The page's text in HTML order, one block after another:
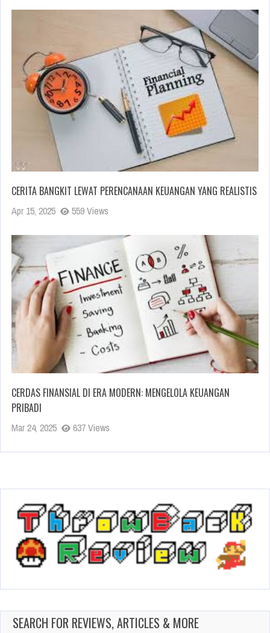
CERITA BANGKIT LEWAT PERENCANAAN KEUANGAN YANG REALISTIS
Apr 15, 2025 559 Views
CERDAS FINANSIAL DI ERA MODERN: MENGELOLA KEUANGAN
PRIBADI
Mar 24, 2025 637 Views
SEARCH FOR REVIEWS, ARTICLES & MORE